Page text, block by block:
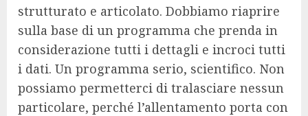
strutturato e articolato. Dobbiamo riaprire
sulla base di un programma che prenda in
considerazione tutti i dettagli e incroci tutti
i dati. Un programma serio, scientifico. Non
possiamo permetterci di tralasciare nessun
particolare, perché l’allentamento porta con